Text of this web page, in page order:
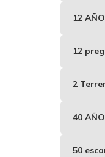
12
12
2
40
50